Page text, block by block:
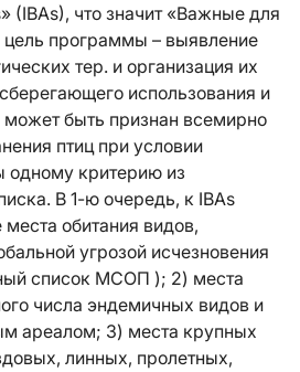
(IBAs), что значит «Важные для
цель программы – выявление
тер. и организация их
использования и
может быть признан всемирно
птиц при условии
одному критерию из
В 1-ю очередь, к IBAs
обитания видов,
угрозой исчезновения
список МСОП ); 2) места
числа эндемичных видов и
ареалом; 3) места крупных
линных, пролетных,